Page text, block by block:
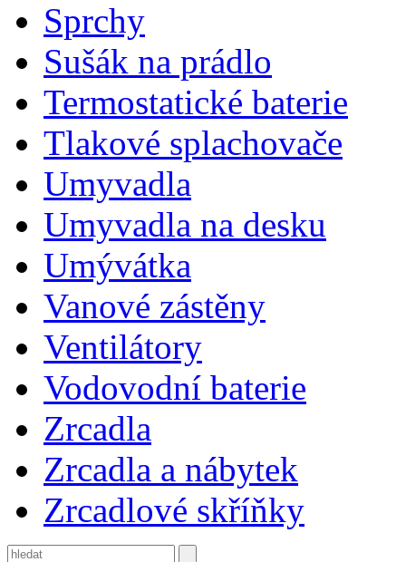
Sprchy
Sušák na prádlo
Termostatické baterie
Tlakové splachovače
Umyvadla
Umyvadla na desku
Umývátka
Vanové zástěny
Ventilátory
Vodovodní baterie
Zrcadla
Zrcadla a nábytek
Zrcadlové skříňky